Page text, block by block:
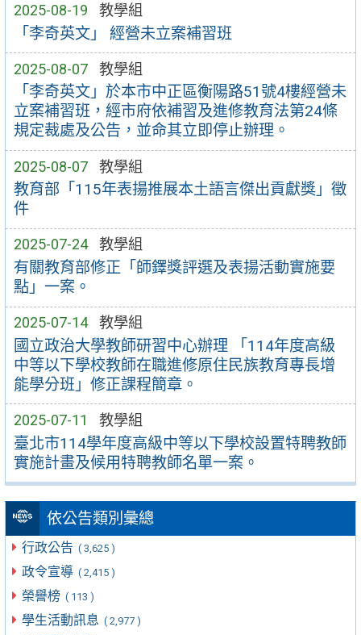
2025-08-19 教學組
「李奇英文」 經營未立案補習班
2025-08-07 教學組
「李奇英文」於本市中正區衡陽路51號4樓經營未
立案補習班，經市府依補習及進修教育法第24條
規定裁處及公告，並命其立即停止辦理。
2025-08-07 教學組
教育部「115年表揚推展本土語言傑出貢獻獎」徵
件
2025-07-24 教學組
有關教育部修正「師鐸獎評選及表揚活動實施要
點」一案。
2025-07-14 教學組
國立政治大學教師研習中心辦理 「114年度高級
中等以下學校教師在職進修原住民族教育專長增
能學分班」修正課程簡章。
2025-07-11 教學組
臺北市114學年度高級中等以下學校設置特聘教師
實施計畫及候用特聘教師名單一案。
依公告類別彙總
行政公告 ( 3,625 )
政令宣導 ( 2,415 )
榮譽榜 ( 113 )
學生活動訊息 ( 2,977 )